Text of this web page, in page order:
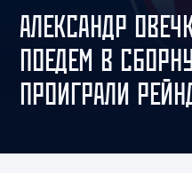
АЛЕКСАНДР
ПОЕДЕМ В
ПРОИГРАЛИ